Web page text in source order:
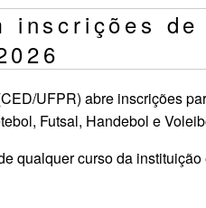
inscrições
UFPR) abre inscrições
Futsal, Handebol e
qualquer curso da